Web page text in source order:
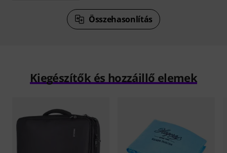
Összehasonlítás
Kiegészítők és hozzáillő elemek